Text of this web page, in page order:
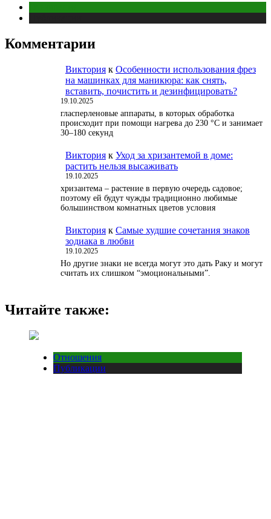
Комментарии
Виктория к Особенности использования фрез
на машинках для маникюра: как снять,
вставить, почистить и дезинфицировать?
19.10.2025
гласперленовые аппараты, в которых обработка
происходит при помощи нагрева до 230 °С и занимает
30–180 секунд
Виктория к Уход за хризантемой в доме:
растить нельзя высаживать
19.10.2025
хризантема – растение в первую очередь садовое;
поэтому ей будут чужды традиционно любимые
большинством комнатных цветов условия
Виктория к Самые худшие сочетания знаков
зодиака в любви
19.10.2025
Но другие знаки не всегда могут это дать Раку и могут
считать их слишком “эмоциональными”.
Читайте также:
Отношения
Публикации